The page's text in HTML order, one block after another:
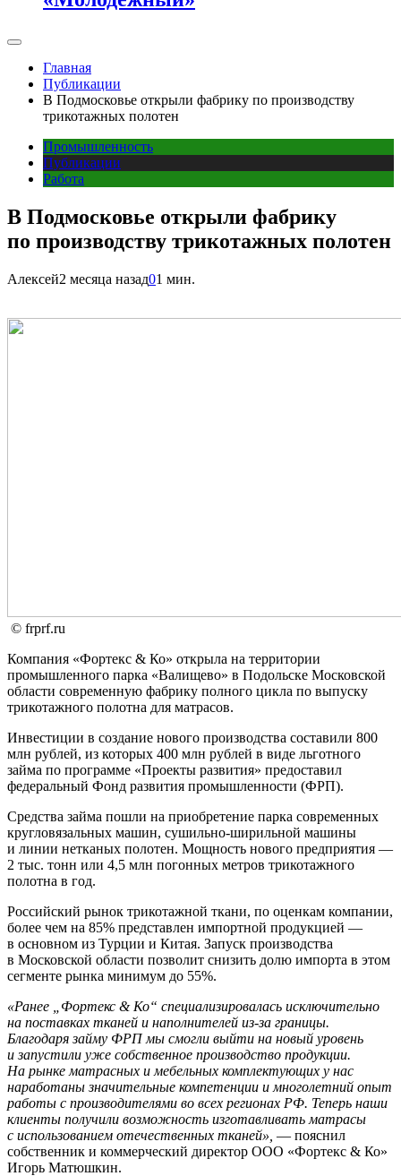
Главная
Публикации
В Подмосковье открыли фабрику по производству
трикотажных полотен
Промышленность
Публикации
Работа
В Подмосковье открыли фабрику
по производству трикотажных полотен
Алексей2 месяца назад01 мин.
© frprf.ru
Компания «Фортекс & Ко» открыла на территории
промышленного парка «Валищево» в Подольске Московской
области современную фабрику полного цикла по выпуску
трикотажного полотна для матрасов.
Инвестиции в создание нового производства составили 800
млн рублей, из которых 400 млн рублей в виде льготного
займа по программе «Проекты развития» предоставил
федеральный Фонд развития промышленности (ФРП).
Средства займа пошли на приобретение парка современных
кругловязальных машин, сушильно-ширильной машины
и линии нетканых полотен. Мощность нового предприятия —
2 тыс. тонн или 4,5 млн погонных метров трикотажного
полотна в год.
Российский рынок трикотажной ткани, по оценкам компании,
более чем на 85% представлен импортной продукцией —
в основном из Турции и Китая. Запуск производства
в Московской области позволит снизить долю импорта в этом
сегменте рынка минимум до 55%.
«Ранее „Фортекс & Ко“ специализировалась исключительно
на поставках тканей и наполнителей из-за границы.
Благодаря займу ФРП мы смогли выйти на новый уровень
и запустили уже собственное производство продукции.
На рынке матрасных и мебельных комплектующих у нас
наработаны значительные компетенции и многолетний опыт
работы с производителями во всех регионах РФ. Теперь наши
клиенты получили возможность изготавливать матрасы
с использованием отечественных тканей», — пояснил
собственник и коммерческий директор ООО «Фортекс & Ко»
Игорь Матюшкин.